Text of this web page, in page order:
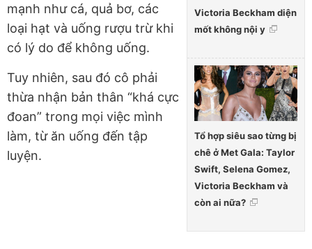
Victoria Beckham diện
mốt không nội y
Tổ hợp siêu sao từng bị
chê ở Met Gala: Taylor
Swift, Selena Gomez,
Victoria Beckham và
còn ai nữa?
mạnh như cá, quả bơ, các
loại hạt và uống rượu trừ khi
có lý do để không uống.
Tuy nhiên, sau đó cô phải
thừa nhận bản thân “khá cực
đoan” trong mọi việc mình
làm, từ ăn uống đến tập
luyện.